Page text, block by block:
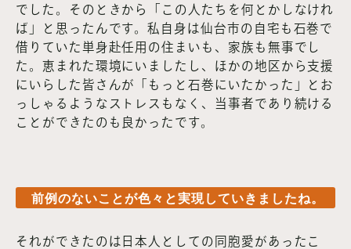
でした。そのときから「この人たちを何とかしなけれ
ば」と思ったんです。私自身は仙台市の自宅も石巻で
借りていた単身赴任用の住まいも、家族も無事でし
た。恵まれた環境にいましたし、ほかの地区から支援
にいらした皆さんが「もっと石巻にいたかった」とお
っしゃるようなストレスもなく、当事者であり続ける
ことができたのも良かったです。
前例のないことが色々と実現していきましたね。
それができたのは日本人としての同胞愛があったこ